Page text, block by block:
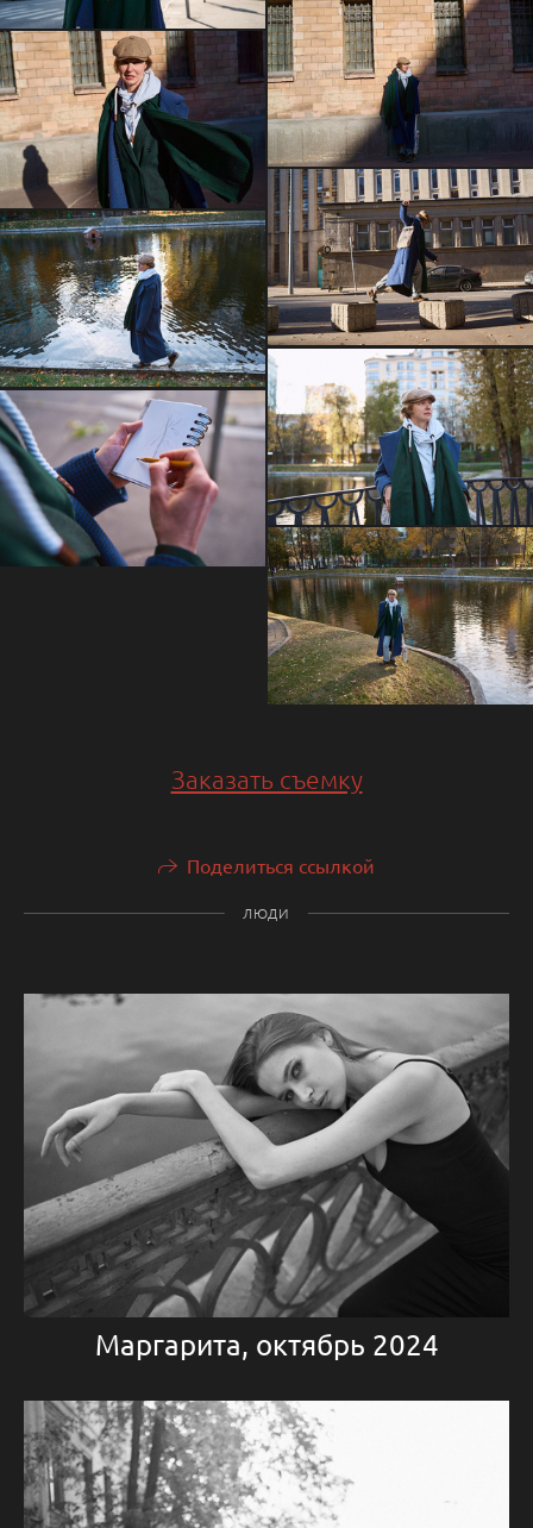
Заказать съемку
Поделиться ссылкой
ЛЮДИ
Маргарита, октябрь 2024